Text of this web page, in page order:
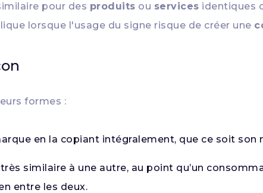
pour des produits ou services identiques
lorsque l'usage du signe risque de créer une
formes :
en la copiant intégralement, que ce soit
similaire à une autre, au point qu’un
entre les deux.